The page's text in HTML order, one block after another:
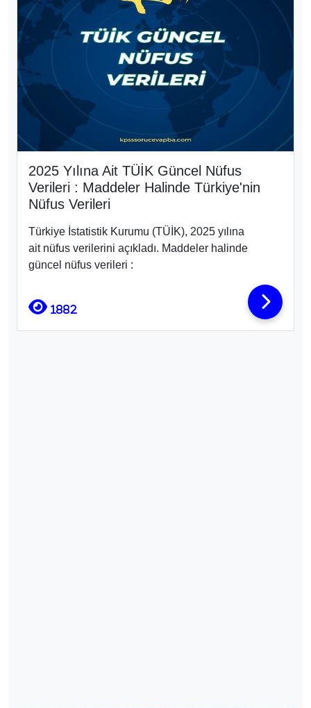
2025 Yılına Ait TÜİK Güncel Nüfus
Verileri : Maddeler Halinde Türkiye'nin
Nüfus Verileri
Türkiye İstatistik Kurumu (TÜİK), 2025 yılına
ait nüfus verilerini açıkladı. Maddeler halinde
güncel nüfus verileri :
1882